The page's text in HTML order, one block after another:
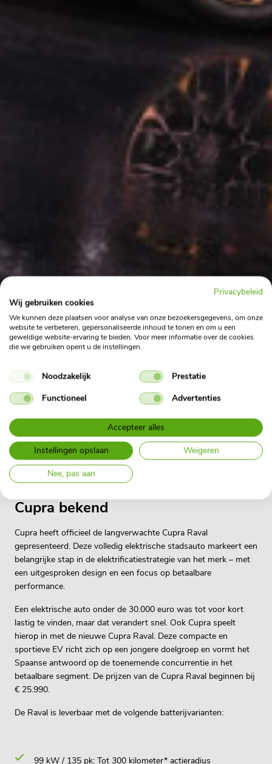
Cupra Raval: prijzen en
batterijvarianten van de kleinste
Cupra bekend
Cupra heeft officieel de langverwachte Cupra Raval
gepresenteerd. Deze volledig elektrische stadsauto markeert een
belangrijke stap in de elektrificatiestrategie van het merk – met
een uitgesproken design en een focus op betaalbare
performance.
Een elektrische auto onder de 30.000 euro was tot voor kort
lastig te vinden, maar dat verandert snel. Ook Cupra speelt
hierop in met de nieuwe Cupra Raval. Deze compacte en
sportieve EV richt zich op een jongere doelgroep en vormt het
Spaanse antwoord op de toenemende concurrentie in het
betaalbare segment. De prijzen van de Cupra Raval beginnen bij
€ 25.990.
De Raval is leverbaar met de volgende batterijvarianten:
99 kW / 135 pk: Tot 300 kilometer* actieradius
Privacybeleid
Wij gebruiken cookies
We kunnen deze plaatsen voor analyse van onze bezoekersgegevens, om onze
website te verbeteren, gepersonaliseerde inhoud te tonen en om u een
geweldige website-ervaring te bieden. Voor meer informatie over de cookies
die we gebruiken opent u de instellingen.
Noodzakelijk
Prestatie
Functioneel
Advertenties
Accepteer alles
Instellingen opslaan
Weigeren
Nee, pas aan